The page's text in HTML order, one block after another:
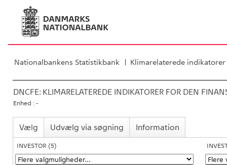
Nationalbankens Statistikbank Klimarelaterede indikatorer
DNCFE: KLIMARELATEREDE INDIKATORER FOR DEN
Enhed : -
Vælg Udvælg via søgning Information
INVESTOR (5)